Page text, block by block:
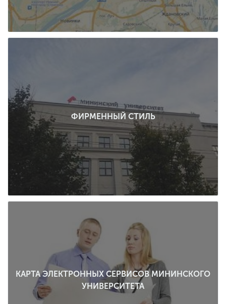
ФИРМЕННЫЙ СТИЛЬ
КАРТА ЭЛЕКТРОННЫХ СЕРВИСОВ МИНИНСКОГО
УНИВЕРСИТЕТА